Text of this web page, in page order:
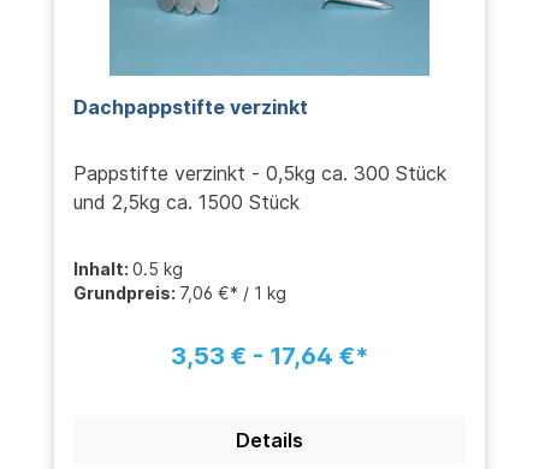
Dachpappstifte verzinkt
Pappstifte verzinkt - 0,5kg ca. 300 Stück
und 2,5kg ca. 1500 Stück
Inhalt: 0.5 kg
Grundpreis: 7,06 €* / 1 kg
3,53 € - 17,64 €*
Details